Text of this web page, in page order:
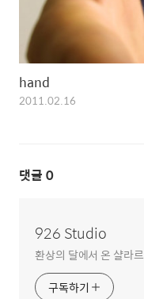
hand
2011.02.16
댓글 0
926 Studio
환상의 달에서 온 샬라르
구독하기